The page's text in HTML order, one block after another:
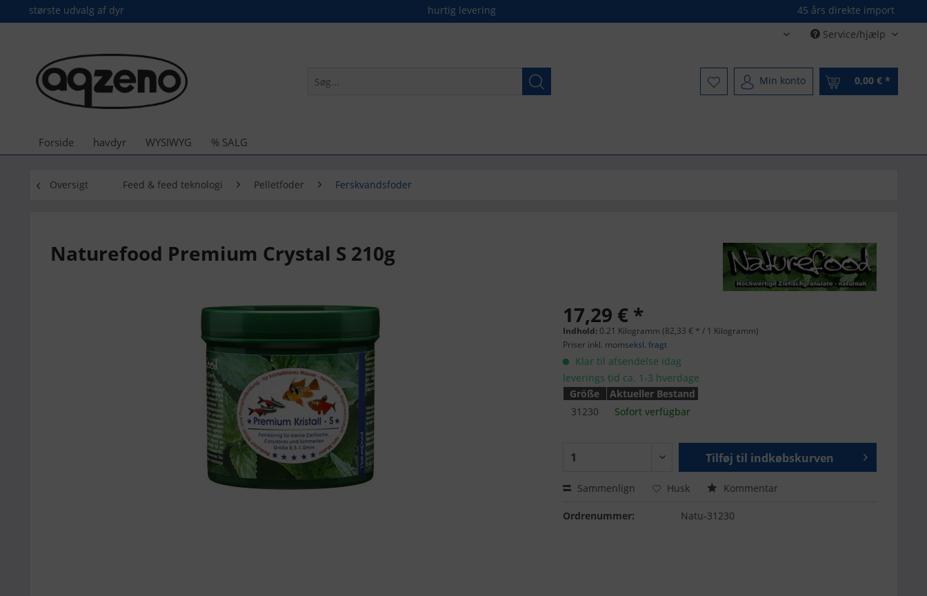
største udvalg af dyr hurtig levering 45 års direkte import
Dänisch - DanishService/hjælp
Min konto 0,00 € *
Forside havdyr WYSIWYG % SALG
Oversigt Feed & feed teknologi Pelletfoder Ferskvandsfoder
Naturefood Premium Crystal S 210g
17,29 € *
Indhold: 0.21 Kilogramm (82,33 € * / 1 Kilogramm)
Priser inkl. momseksl. fragt
Klar til afsendelse idag
leverings tid ca. 1-3 hverdage
Größe
Aktueller Bestand
31230
Sofort verfügbar
Tilføj til indkøbskurven
Sammenlign Husk Kommentar
Ordrenummer: Natu-31230